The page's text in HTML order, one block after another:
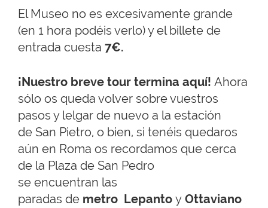
El Museo no es excesivamente grande
(en 1 hora podéis verlo) y el billete de
entrada cuesta 7€.
¡Nuestro breve tour termina aquí! Ahora
sólo os queda volver sobre vuestros
pasos y lelgar de nuevo a la estación
de San Pietro, o bien, si tenéis quedaros
aún en Roma os recordamos que cerca
de la Plaza de San Pedro
se encuentran las
paradas de metro Lepanto y Ottaviano